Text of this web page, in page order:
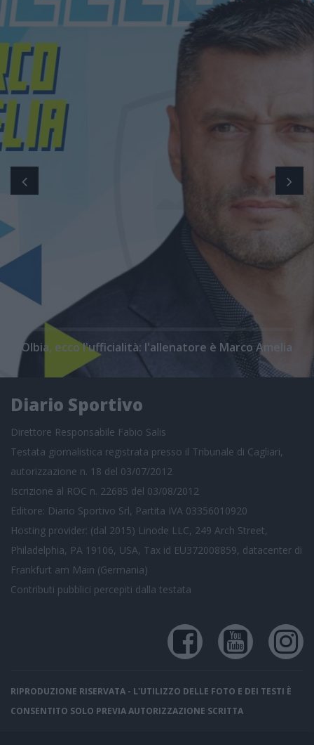
Olbia, ecco l'ufficialità: l'allenatore è Marco Amelia
Diario Sportivo
Direttore Responsabile Fabio Salis
Testata giornalistica registrata presso il Tribunale di Cagliari,
autorizzazione n. 18 del 03/07/2012
Iscrizione al ROC n. 22685 del 03/08/2012
Editore: Diario Sportivo Srl, Partita IVA 03356010920
Hosting provider: (dal 2015) Linode LLC, 249 Arch Street,
Philadelphia, PA 19106, USA, Tax id EU372008859, datacenter di
Frankfurt am Main (Germania)
Contributi pubblici percepiti dalla testata
RIPRODUZIONE RISERVATA - L'UTILIZZO DELLE FOTO E DEI TESTI È
CONSENTITO SOLO PREVIA AUTORIZZAZIONE SCRITTA